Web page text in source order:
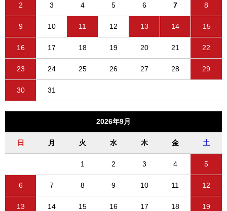
2 3 4 5 6 7 8
9 10 11 12 13 14 15
16 17 18 19 20 21 22
23 24 25 26 27 28 29
30 31
2026年9月
日 月 火 水 木 金 土
1 2 3 4 5
6 7 8 9 10 11 12
13 14 15 16 17 18 19